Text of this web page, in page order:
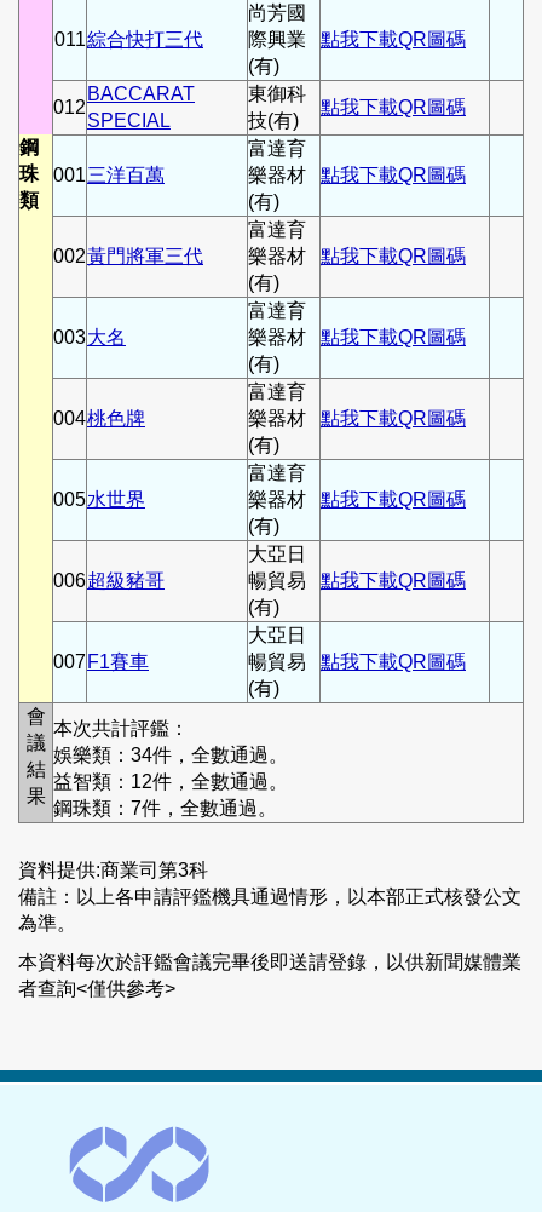
011綜合快打三代
尚芳國
際興業
(有)
點我下載QR圖碼
012
BACCARAT
SPECIAL
東御科
技(有)
點我下載QR圖碼
鋼
珠
類
001三洋百萬
富達育
樂器材
(有)
點我下載QR圖碼
002黃門將軍三代
富達育
樂器材
(有)
點我下載QR圖碼
003大名
富達育
樂器材
(有)
點我下載QR圖碼
004桃色牌
富達育
樂器材
(有)
點我下載QR圖碼
005水世界
富達育
樂器材
(有)
點我下載QR圖碼
006超級豬哥
大亞日
暢貿易
(有)
點我下載QR圖碼
007F1賽車
大亞日
暢貿易
(有)
點我下載QR圖碼
會
議
結
果
本次共計評鑑：
娛樂類：34件，全數通過。
益智類：12件，全數通過。
鋼珠類：7件，全數通過。
資料提供:商業司第3科
備註：以上各申請評鑑機具通過情形，以本部正式核發公文
為準。
本資料每次於評鑑會議完畢後即送請登錄，以供新聞媒體業
者查詢<僅供參考>